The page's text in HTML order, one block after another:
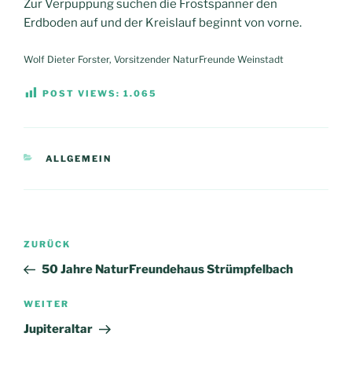
Zur Verpuppung suchen die Frostspanner den
Erdboden auf und der Kreislauf beginnt von vorne.
Wolf Dieter Forster, Vorsitzender NaturFreunde Weinstadt
POST VIEWS: 1.065
KATEGORIEN
ALLGEMEIN
Beitragsnavigation
Vorheriger
Beitrag
ZURÜCK
50 Jahre NaturFreundehaus Strümpfelbach
Nächster
Beitrag
WEITER
Jupiteraltar